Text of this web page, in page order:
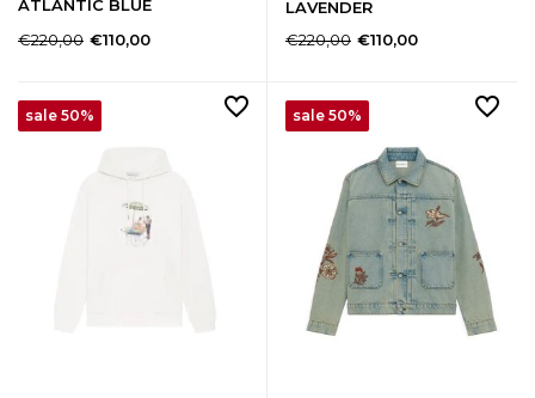
ATLANTIC BLUE
€220,00 €110,00
LAVENDER
€220,00 €110,00
sale 50% sale 50%